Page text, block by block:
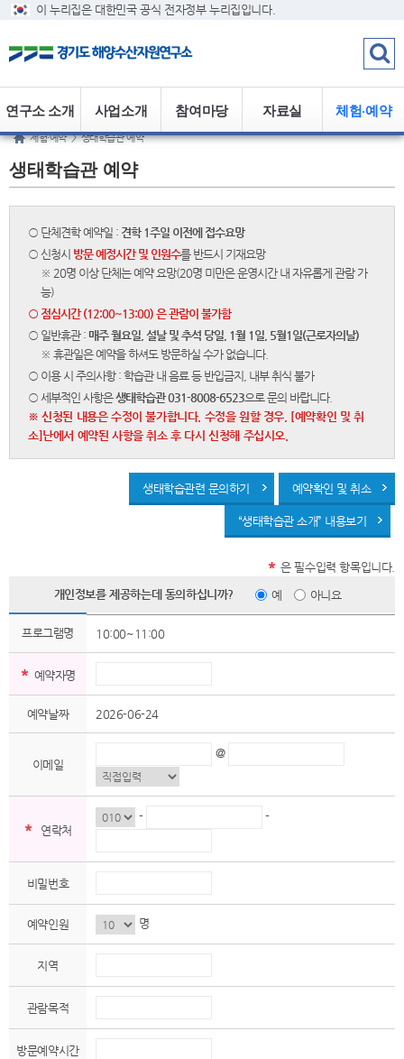
이 누리집은 대한민국 공식 전자정부 누리집입니다.
체험·예약
자료실
참여마당
사업소개
연구소 소개
체험·예약 > 생태학습관 예약
생태학습관 예약
○ 단체견학 예약일 : 견학 1주일 이전에 접수요망
○ 신청시 방문 예정시간 및 인원수를 반드시 기재요망
※ 20명 이상 단체는 예약 요망(20명 미만은 운영시간 내 자유롭게 관람 가
능)
○ 점심시간 (12:00~13:00) 은 관람이 불가함
○ 일반휴관 : 매주 월요일, 설날 및 추석 당일, 1월 1일, 5월1일(근로자의날)
※ 휴관일은 예약을 하셔도 방문하실 수가 없습니다.
○ 이용 시 주의사항 : 학습관 내 음료 등 반입금지, 내부 취식 불가
○ 세부적인 사항은생태학습관 031-8008-6523으로 문의 바랍니다.
※ 신청된 내용은 수정이 불가합니다. 수정을 원할 경우, [예약확인 및 취
소]난에서 예약된 사항을 취소 후 다시 신청해 주십시오.
예약확인 및 취소
생태학습관련 문의하기
“생태학습관 소개” 내용보기
* 은 필수입력 항목입니다.
개인정보를 제공하는데 동의하십니까?
예 아니요
프로그램명 10:00~11:00
* 예약자명
예약날짜 2026-06-24
이메일
@
* 연락처
- -
비밀번호
예약인원 명
지역
관람목적
방문예약시간